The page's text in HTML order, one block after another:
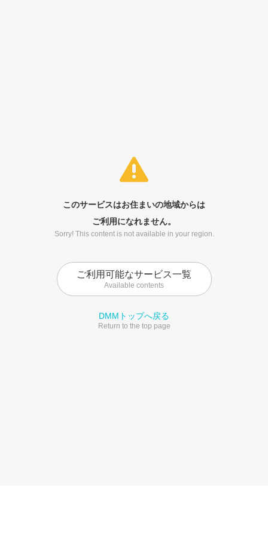
このサービスはお住まいの地域からは
ご利用になれません。
Sorry! This content is not available in your region.
ご利用可能なサービス一覧
Available contents
DMMトップへ戻る
Return to the top page